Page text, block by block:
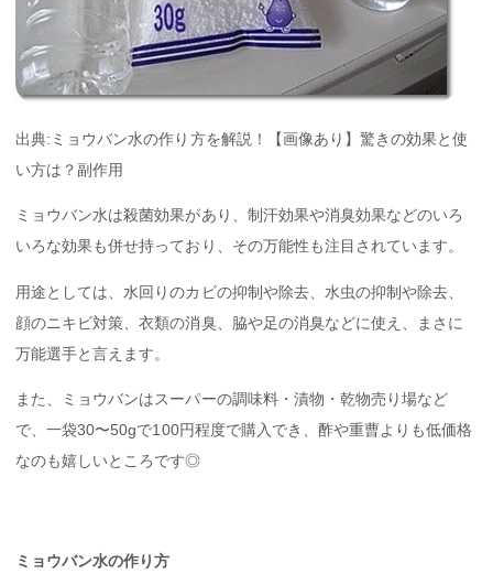
出典:ミョウバン水の作り方を解説！【画像あり】驚きの効果と使
い方は？副作用
ミョウバン水は殺菌効果があり、制汗効果や消臭効果などのいろ
いろな効果も併せ持っており、その万能性も注目されています。
用途としては、水回りのカビの抑制や除去、水虫の抑制や除去、
顔のニキビ対策、衣類の消臭、脇や足の消臭などに使え、まさに
万能選手と言えます。
また、ミョウバンはスーパーの調味料・漬物・乾物売り場など
で、一袋30〜50gで100円程度で購入でき、酢や重曹よりも低価格
なのも嬉しいところです◎
ミョウバン水の作り方